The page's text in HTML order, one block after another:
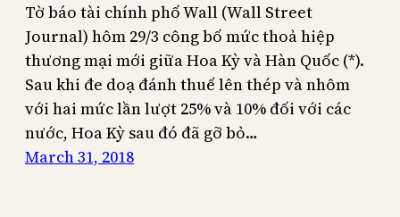
Tờ báo tài chính phố Wall (Wall Street
Journal) hôm 29/3 công bố mức thoả hiệp
thương mại mới giữa Hoa Kỳ và Hàn Quốc (*).
Sau khi đe doạ đánh thuế lên thép và nhôm
với hai mức lần lượt 25% và 10% đối với các
nước, Hoa Kỳ sau đó đã gỡ bỏ…
March 31, 2018